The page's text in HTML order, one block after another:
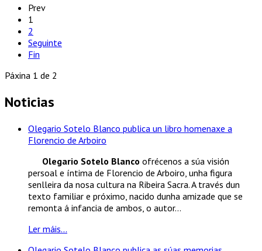
Prev
1
2
Seguinte
Fin
Páxina 1 de 2
Noticias
Olegario Sotelo Blanco publica un libro homenaxe a
Florencio de Arboiro
Olegario Sotelo Blanco ofrécenos a súa visión
persoal e íntima de Florencio de Arboiro, unha figura
senlleira da nosa cultura na Ribeira Sacra. A través dun
texto familiar e próximo, nacido dunha amizade que se
remonta á infancia de ambos, o autor...
Ler máis...